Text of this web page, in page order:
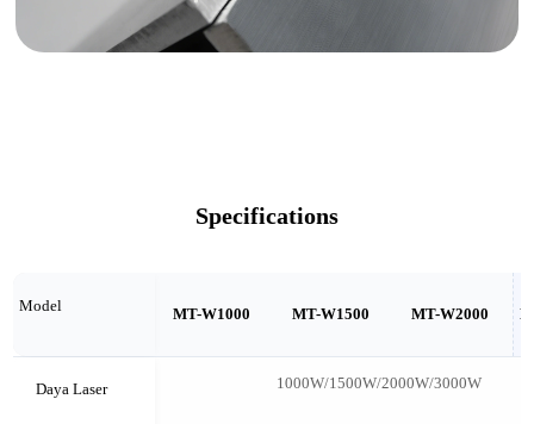
Specifications
Model MT-W1000 MT-W1500 MT-W2000
Daya Laser 1000W/1500W/2000W/3000W